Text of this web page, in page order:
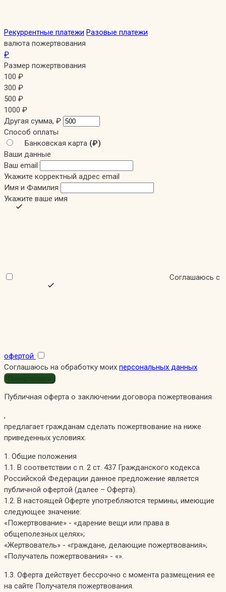
Рекуррентные платежи Разовые платежи
валюта пожертвования
₽
Размер пожертвования
100 ₽
300 ₽
500 ₽
1000 ₽
Другая сумма, ₽
Способ оплаты
Банковская карта (₽)
Ваши данные
Ваш email
Укажите корректный адрес email
Имя и Фамилия
Укажите ваше имя
Соглашаюсь с
офертой
Соглашаюсь на обработку моих персональных данных
Публичная оферта о заключении договора пожертвования
,
предлагает гражданам сделать пожертвование на ниже
приведенных условиях:
1. Общие положения
1.1. В соответствии с п. 2 ст. 437 Гражданского кодекса
Российской Федерации данное предложение является
публичной офертой (далее – Оферта).
1.2. В настоящей Оферте употребляются термины, имеющие
следующее значение:
«Пожертвование» - «дарение вещи или права в
общеполезных целях»;
«Жертвователь» - «граждане, делающие пожертвования»;
«Получатель пожертвования» - «».
1.3. Оферта действует бессрочно с момента размещения ее
на сайте Получателя пожертвования.